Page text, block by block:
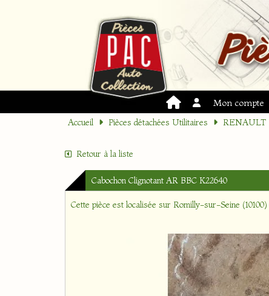
Mon compte
Accueil Pièces détachées Utilitaires RENAULT
Retour à la liste
Cabochon Clignotant AR BBC K22640
Cette pièce est localisée sur Romilly-sur-Seine (10100)